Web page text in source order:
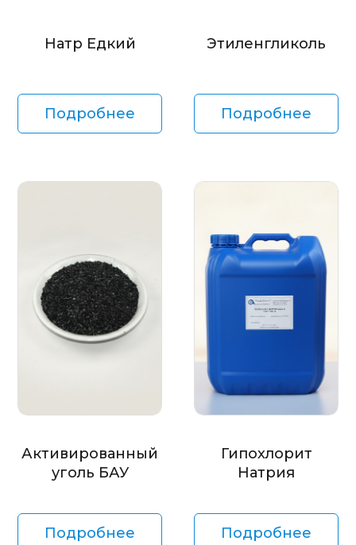
Натр Едкий
Подробнее
Этиленгликоль
Подробнее
Активированный
уголь БАУ
Подробнее
Гипохлорит
Натрия
Подробнее